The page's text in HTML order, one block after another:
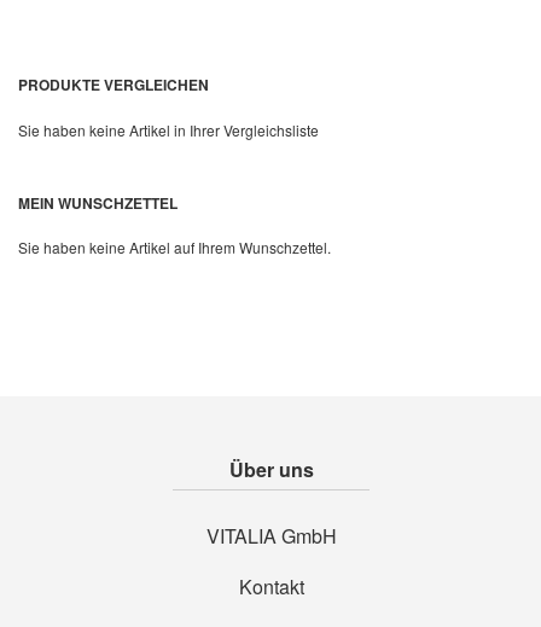
PRODUKTE VERGLEICHEN
Sie haben keine Artikel in Ihrer Vergleichsliste
MEIN WUNSCHZETTEL
Sie haben keine Artikel auf Ihrem Wunschzettel.
Über uns
VITALIA GmbH
Kontakt